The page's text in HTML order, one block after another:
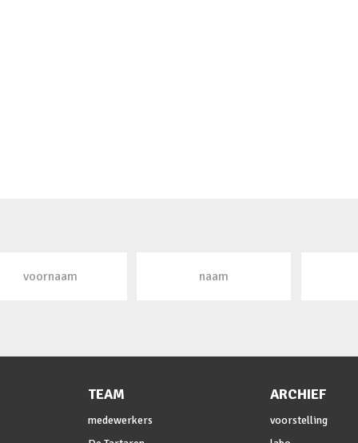
TEAM
medewerkers
ARCHIEF
voorstelling